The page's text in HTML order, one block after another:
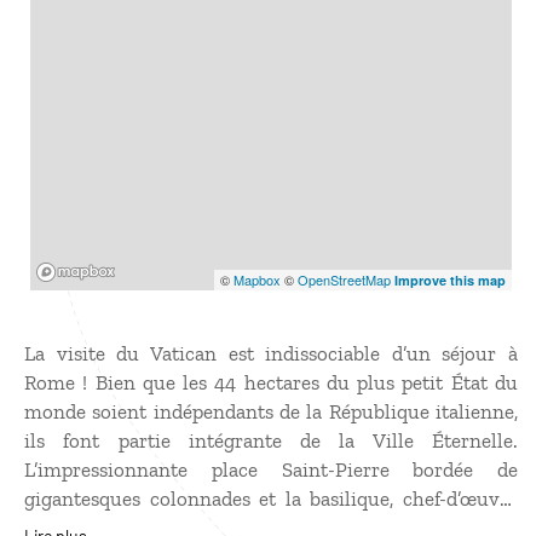
©Mapbox ©OpenStreetMap Improve this map
La visite du Vatican est indissociable d’un séjour à
Rome ! Bien que les 44 hectares du plus petit État du
monde soient indépendants de la République italienne,
ils font partie intégrante de la Ville Éternelle.
L’impressionnante place Saint-Pierre bordée de
gigantesques colonnades et la basilique, chef-d’œuvre
Renaissance, sont incontournables. Les 11 musées, qui